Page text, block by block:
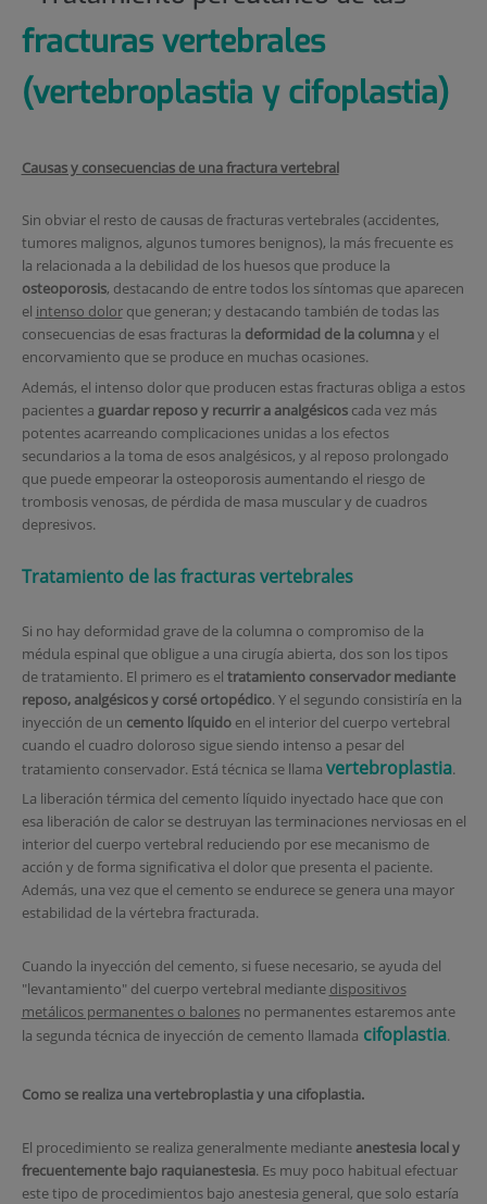
fracturas vertebrales
(vertebroplastia y cifoplastia)
Causas y consecuencias de una fractura vertebral
Sin obviar el resto de causas de fracturas vertebrales (accidentes,
tumores malignos, algunos tumores benignos), la más frecuente es
la relacionada a la debilidad de los huesos que produce la
osteoporosis, destacando de entre todos los síntomas que aparecen
el intenso dolorque generan; y destacando también de todas las
consecuencias de esas fracturas la deformidad de la columnay el
encorvamiento que se produce en muchas ocasiones.
Además, el intenso dolor que producen estas fracturas obliga a estos
pacientes a guardar reposo y recurrir a analgésicoscada vez más
potentes acarreando complicaciones unidas a los efectos
secundarios a la toma de esos analgésicos, y al reposo prolongado
que puede empeorar la osteoporosis aumentando el riesgo de
trombosis venosas, de pérdida de masa muscular y de cuadros
depresivos.
Tratamiento de las fracturas vertebrales
Si no hay deformidad grave de la columna o compromiso de la
médula espinal que obligue a una cirugía abierta, dos son los tipos
de tratamiento. El primero es el tratamiento conservador mediante
reposo, analgésicos y corsé ortopédico. Y el segundo consistiría en la
inyección de un cemento líquidoen el interior del cuerpo vertebral
cuando el cuadro doloroso sigue siendo intenso a pesar del
tratamiento conservador. Está técnica se llama vertebroplastia.
La liberación térmica del cemento líquido inyectado hace que con
esa liberación de calor se destruyan las terminaciones nerviosas en el
interior del cuerpo vertebral reduciendo por ese mecanismo de
acción y de forma significativa el dolor que presenta el paciente.
Además, una vez que el cemento se endurece se genera una mayor
estabilidad de la vértebra fracturada.
Cuando la inyección del cemento, si fuese necesario, se ayuda del
"levantamiento" del cuerpo vertebral mediante dispositivos
metálicos permanentes o balonesno permanentes estaremos ante
la segunda técnica de inyección de cemento llamada cifoplastia.
Como se realiza una vertebroplastia y una cifoplastia.
El procedimiento se realiza generalmente mediante anestesia local y
frecuentemente bajo raquianestesia. Es muy poco habitual efectuar
este tipo de procedimientos bajo anestesia general, que solo estaría